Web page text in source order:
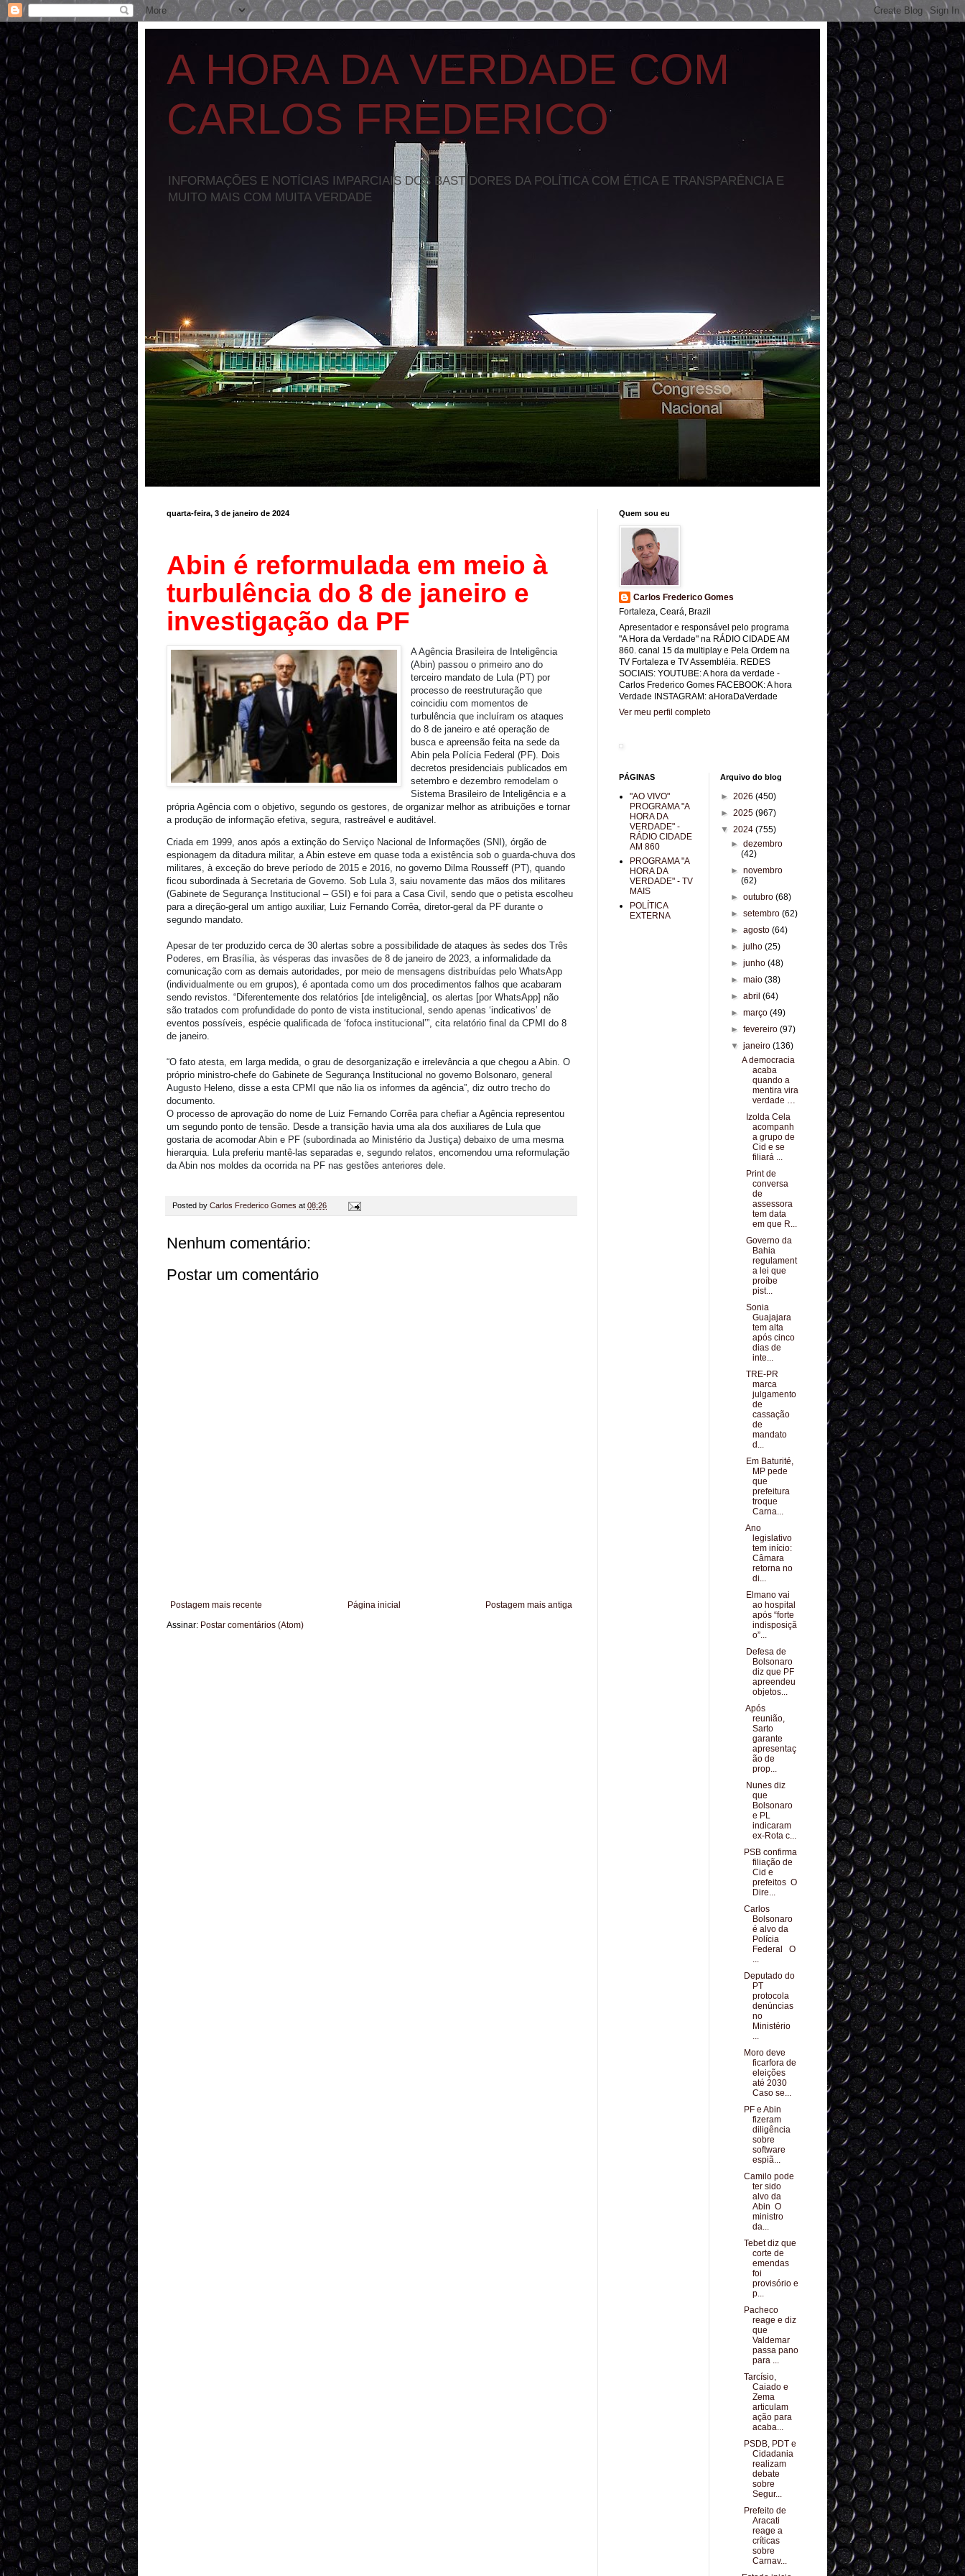
A HORA DA VERDADE COM
CARLOS FREDERICO
INFORMAÇÕES E NOTÍCIAS IMPARCIAIS DOS BASTIDORES DA POLÍTICA COM ÉTICA E TRANSPARÊNCIA E
MUITO MAIS COM MUITA VERDADE
quarta-feira, 3 de janeiro de 2024
Abin é reformulada em meio à
turbulência do 8 de janeiro e
investigação da PF
A Agência Brasileira de Inteligência
(Abin) passou o primeiro ano do
terceiro mandato de Lula (PT) por
processo de reestruturação que
coincidiu com momentos de
turbulência que incluíram os ataques
do 8 de janeiro e até operação de
busca e apreensão feita na sede da
Abin pela Polícia Federal (PF). Dois
decretos presidenciais publicados em
setembro e dezembro remodelam o
Sistema Brasileiro de Inteligência e a
própria Agência com o objetivo, segundo os gestores, de organizar melhor as atribuições e tornar
a produção de informação efetiva, segura, rastreável e auditável.
Criada em 1999, anos após a extinção do Serviço Nacional de Informações (SNI), órgão de
espionagem da ditadura militar, a Abin esteve em quase toda a existência sob o guarda-chuva dos
militares, à exceção do breve período de 2015 e 2016, no governo Dilma Rousseff (PT), quando
ficou subordinada à Secretaria de Governo. Sob Lula 3, saiu novamente das mãos dos militares
(Gabinete de Segurança Institucional – GSI) e foi para a Casa Civil, sendo que o petista escolheu
para a direção-geral um antigo auxiliar, Luiz Fernando Corrêa, diretor-geral da PF durante o
segundo mandato.
Apesar de ter produzido cerca de 30 alertas sobre a possibilidade de ataques às sedes dos Três
Poderes, em Brasília, às vésperas das invasões de 8 de janeiro de 2023, a informalidade da
comunicação com as demais autoridades, por meio de mensagens distribuídas pelo WhatsApp
(individualmente ou em grupos), é apontada como um dos procedimentos falhos que acabaram
sendo revistos. “Diferentemente dos relatórios [de inteligência], os alertas [por WhatsApp] não
são tratados com profundidade do ponto de vista institucional, sendo apenas ‘indicativos’ de
eventos possíveis, espécie qualificada de ‘fofoca institucional’”, cita relatório final da CPMI do 8
de janeiro.
“O fato atesta, em larga medida, o grau de desorganização e irrelevância a que chegou a Abin. O
próprio ministro-chefe do Gabinete de Segurança Institucional no governo Bolsonaro, general
Augusto Heleno, disse a esta CPMI que não lia os informes da agência”, diz outro trecho do
documento.
O processo de aprovação do nome de Luiz Fernando Corrêa para chefiar a Agência representou
um segundo ponto de tensão. Desde a transição havia uma ala dos auxiliares de Lula que
gostaria de acomodar Abin e PF (subordinada ao Ministério da Justiça) debaixo de uma mesma
hierarquia. Lula preferiu mantê-las separadas e, segundo relatos, encomendou uma reformulação
da Abin nos moldes da ocorrida na PF nas gestões anteriores dele.
Posted by Carlos Frederico Gomes at 08:26
Nenhum comentário:
Postar um comentário
Postagem mais recente Postagem mais antiga
Página inicial
Assinar: Postar comentários (Atom)
Quem sou eu
Carlos Frederico Gomes
Fortaleza, Ceará, Brazil
Apresentador e responsável pelo programa
"A Hora da Verdade" na RÁDIO CIDADE AM
860. canal 15 da multiplay e Pela Ordem na
TV Fortaleza e TV Assembléia. REDES
SOCIAIS: YOUTUBE: A hora da verdade -
Carlos Frederico Gomes FACEBOOK: A hora
Verdade INSTAGRAM: aHoraDaVerdade
Ver meu perfil completo
PÁGINAS
"AO VIVO"
PROGRAMA "A
HORA DA
VERDADE" -
RÁDIO CIDADE
AM 860
PROGRAMA "A
HORA DA
VERDADE" - TV
MAIS
POLÍTICA
EXTERNA
Arquivo do blog
► 2026 (450)
► 2025 (967)
▼ 2024 (755)
►dezembro
(42)
►novembro
(62)
►outubro(68)
►setembro(62)
►agosto(64)
►julho(25)
►junho(48)
►maio(38)
►abril(64)
►março(49)
►fevereiro(97)
▼janeiro(136)
A democracia
acaba
quando a
mentira vira
verdade …
Izolda Cela
acompanh
a grupo de
Cid e se
filiará ...
Print de
conversa
de
assessora
tem data
em que R...
Governo da
Bahia
regulament
a lei que
proíbe
pist...
Sonia
Guajajara
tem alta
após cinco
dias de
inte...
TRE-PR
marca
julgamento
de
cassação
de
mandato
d...
Em Baturité,
MP pede
que
prefeitura
troque
Carna...
Ano
legislativo
tem início:
Câmara
retorna no
di...
Elmano vai
ao hospital
após “forte
indisposiçã
o”...
Defesa de
Bolsonaro
diz que PF
apreendeu
objetos...
Após
reunião,
Sarto
garante
apresentaç
ão de
prop...
Nunes diz
que
Bolsonaro
e PL
indicaram
ex-Rota c...
PSB confirma
filiação de
Cid e
prefeitos O
Dire...
Carlos
Bolsonaro
é alvo da
Polícia
Federal O
...
Deputado do
PT
protocola
denúncias
no
Ministério
...
Moro deve
ficarfora de
eleições
até 2030
Caso se...
PF e Abin
fizeram
diligência
sobre
software
espiã...
Camilo pode
ter sido
alvo da
Abin O
ministro
da...
Tebet diz que
corte de
emendas
foi
provisório e
p...
Pacheco
reage e diz
que
Valdemar
passa pano
para ...
Tarcísio,
Caiado e
Zema
articulam
ação para
acaba...
PSDB, PDT e
Cidadania
realizam
debate
sobre
Segur...
Prefeito de
Aracati
reage a
críticas
sobre
Carnav...